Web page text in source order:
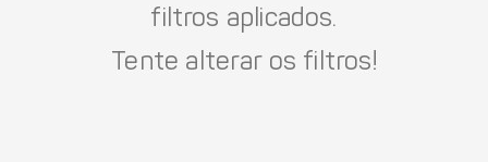
filtros aplicados.
Tente alterar os filtros!